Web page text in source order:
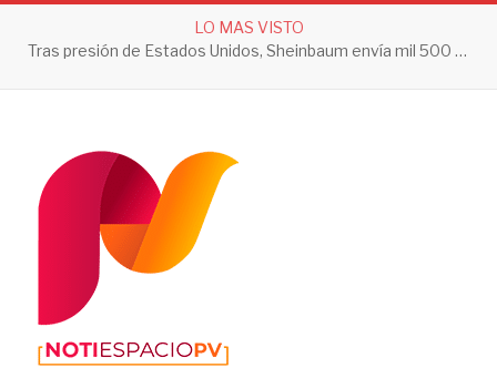
LO MAS VISTO
Tras presión de Estados Unidos, Sheinbaum envía mil 500 soldados a Michoacán